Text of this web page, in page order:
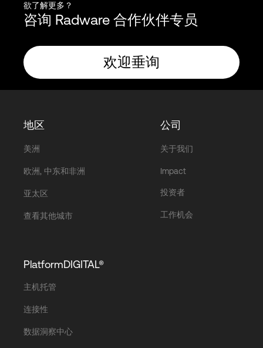
欲了解更多？
咨询 Radware 合作伙伴专员
欢迎垂询
地区
美洲
欧洲, 中东和非洲
亚太区
查看其他城市
公司
关于我们
Impact
投资者
工作机会
PlatformDIGITAL®
主机托管
连接性
数据洞察中心